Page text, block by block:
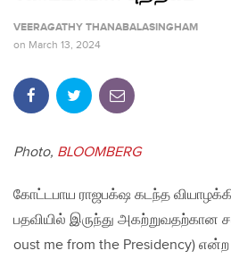
VEERAGATHY THANABALASINGHAM
on March 13, 2024
Photo, BLOOMBERG
கோட்டபாய ராஜபக்‌ஷ கடந்த
பதவியில் இருந்து அகற்றுவதற்கான
oust me from the Presidency)